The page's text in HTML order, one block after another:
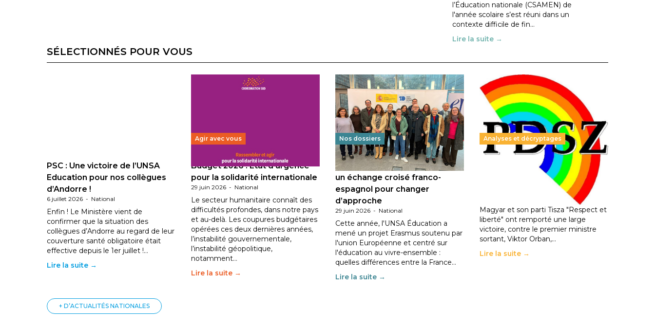
l’Éducation nationale (CSAMEN) de
l'année scolaire s’est réuni dans un
contexte difficile de fin…
Lire la suite →
SÉLECTIONNÉS POUR VOUS
PSC : Une victoire de l’UNSA
Education pour nos collègues
d’Andorre !
6 juillet 2026 - National
Enfin ! Le Ministère vient de
confirmer que la situation des
collègues d’Andorre au regard de leur
couverture santé obligatoire était
effective depuis le 1er juillet !…
Lire la suite →
Agir avec vous
Budget 2026 : État d’urgence
pour la solidarité internationale
29 juin 2026 - National
Le secteur humanitaire connaît des
difficultés profondes, dans notre pays
et au-delà. Les coupures budgétaires
opérées ces deux dernières années,
l’instabilité gouvernementale,
l’instabilité géopolitique,
notamment…
Lire la suite →
Nos dossiers
Éducation au vivre-ensemble :
un échange croisé franco-
espagnol pour changer
d’approche
29 juin 2026 - National
Cette année, l'UNSA Éducation a
mené un projet Erasmus soutenu par
l'union Européenne et centré sur
l'éducation au vivre-ensemble :
quelles différences entre la France…
Lire la suite →
Analyses et décryptages
Hongrie : du changement pour
les politiques éducatives, aussi !
En Hongrie, le conservateur Peter
Magyar et son parti Tisza "Respect et
liberté" ont remporté une large
victoire, contre le premier ministre
sortant, Viktor Orban,…
Lire la suite →
+ D’ACTUALITÉS NATIONALES